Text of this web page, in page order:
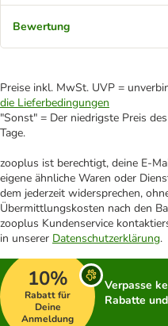
Bewertung
Preise inkl. MwSt. UVP =
die Lieferbedingungen
"Sonst" = Der niedrigste Preis
Tage.
zooplus ist berechtigt, deine E-
eigene ähnliche Waren oder
dem jederzeit widersprechen,
Übermittlungskosten nach den
zooplus Kundenservice
in unserer Datenschutzerklärung.
10%
Rabatt für
Deine
Anmeldung
Verpasse
Rabatte